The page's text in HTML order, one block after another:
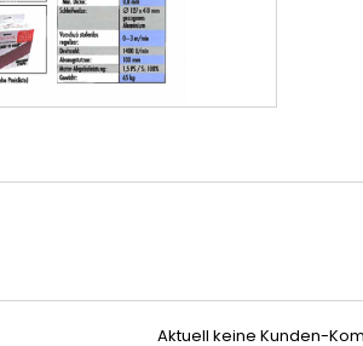
Aktuell keine Kunden-